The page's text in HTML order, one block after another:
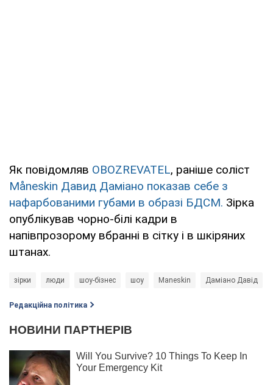
Як повідомляв OBOZREVATEL, раніше соліст
Måneskin Давид Даміано показав себе з
нафарбованими губами в образі БДСМ. Зірка
опублікував чорно-білі кадри в
напівпрозорому вбранні в сітку і в шкіряних
штанах.
зірки люди шоу-бізнес шоу Maneskin Даміано Давід
Редакційна політика